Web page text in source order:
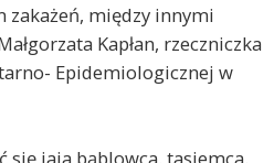
zakażeń, między innymi
Kapłan, rzeczniczka
Epidemiologicznej w
się jaja bąblowca, tasiemca.